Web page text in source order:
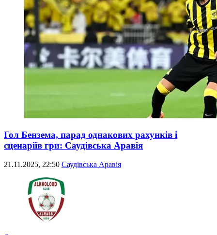
Гол Бензема, парад однакових рахунків і
сценаріїв гри: Саудівська Аравія
21.11.2025, 22:50 Саудівська Аравія